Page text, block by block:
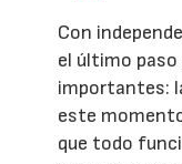
Con
el último
importantes:
este
que todo